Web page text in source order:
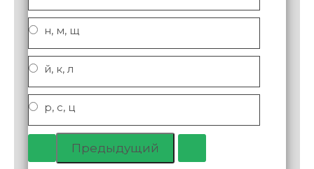
н, м, щ
й, к, л
р, с, ц